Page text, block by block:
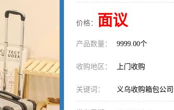
价格： 面议
产品数量： 9999.00个
收购地区： 上门收购
关键词： 义乌收购箱包公司